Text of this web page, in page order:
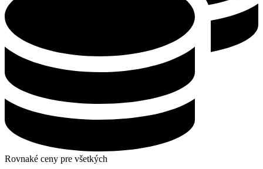
Rovnaké ceny pre všetkých